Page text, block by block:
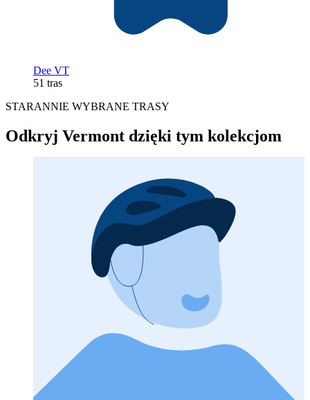
Dee VT
51 tras
STARANNIE WYBRANE TRASY
Odkryj Vermont dzięki tym kolekcjom